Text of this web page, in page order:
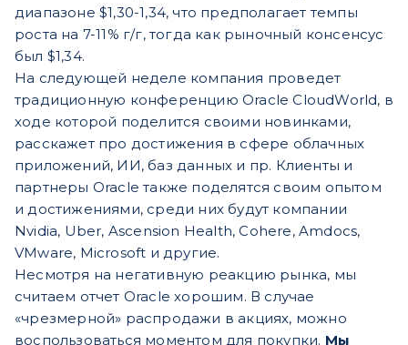
диапазоне $1,30-1,34, что предполагает темпы
роста на 7-11% г/г, тогда как рыночный консенсус
был $1,34.
На следующей неделе компания проведет
традиционную конференцию Oracle CloudWorld, в
ходе которой поделится своими новинками,
расскажет про достижения в сфере облачных
приложений, ИИ, баз данных и пр. Клиенты и
партнеры Oracle также поделятся своим опытом
и достижениями, среди них будут компании
Nvidia, Uber, Ascension Health, Cohere, Amdocs,
VMware, Microsoft и другие.
Несмотря на негативную реакцию рынка, мы
считаем отчет Oracle хорошим. В случае
«чрезмерной» распродажи в акциях, можно
воспользоваться моментом для покупки. Мы